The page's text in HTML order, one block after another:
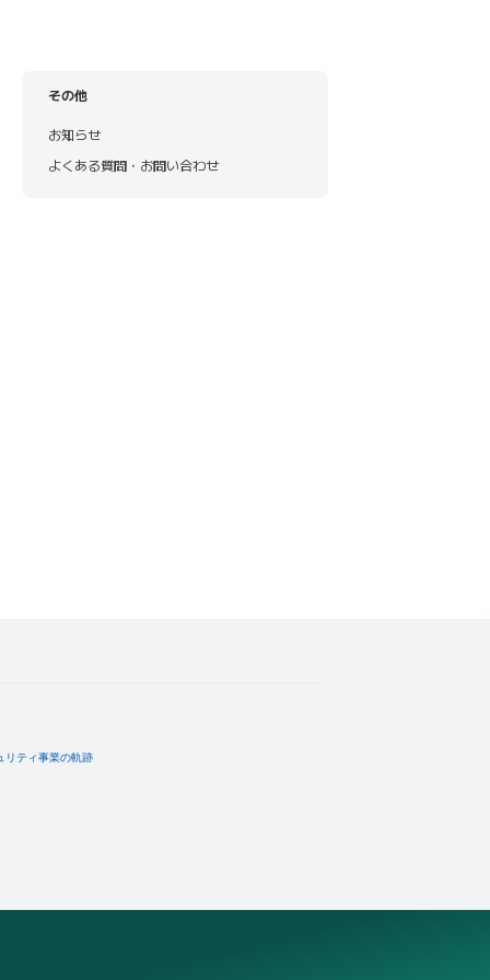
その他
お知らせ
よくある質問・お問い合わせ
リティ事業の軌跡